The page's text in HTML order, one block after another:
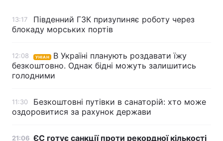
13:17
Південний ГЗК призупиняє роботу через
блокаду морських портів
12:08 УНІАН
В Україні планують роздавати їжу
безкоштовно. Однак бідні можуть залишитись
голодними
11:30
Безкоштовні путівки в санаторій: хто може
оздоровитися за рахунок держави
21:06 ЄС готує санкції проти рекордної кількості